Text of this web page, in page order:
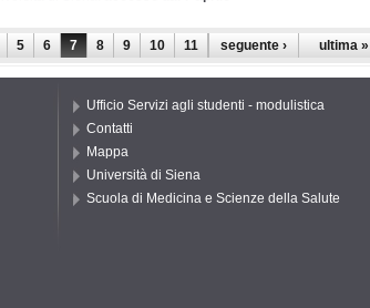
5 6 7 8 9 10 11 seguente › ultima »
Ufficio Servizi agli studenti - modulistica
Contatti
Mappa
Università di Siena
Scuola di Medicina e Scienze della Salute